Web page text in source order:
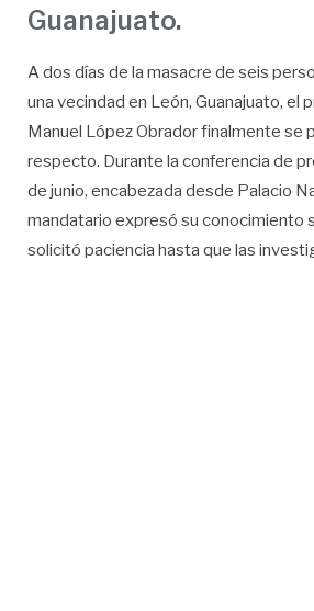
Guanajuato.
A dos días de la masacre de seis
una vecindad en León, Guanajuato, el
Manuel López Obrador finalmente se
respecto. Durante la conferencia de
de junio, encabezada desde Palacio
mandatario expresó su conocimiento
solicitó paciencia hasta que las